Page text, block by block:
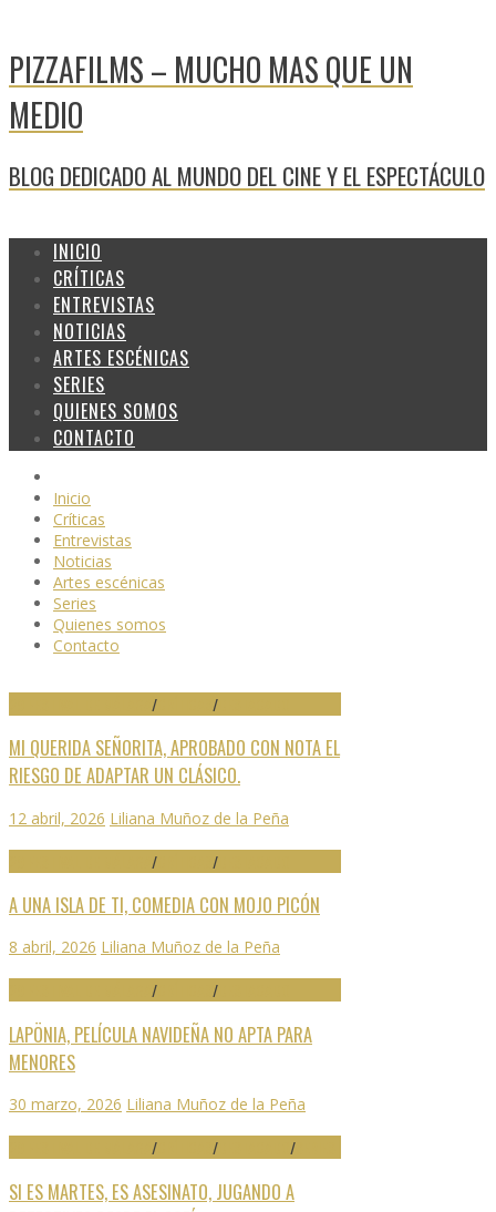
PIZZAFILMS – MUCHO MAS QUE UN
MEDIO
BLOG DEDICADO AL MUNDO DEL CINE Y EL ESPECTÁCULO
INICIO
CRÍTICAS
ENTREVISTAS
NOTICIAS
ARTES ESCÉNICAS
SERIES
QUIENES SOMOS
CONTACTO
Inicio
Críticas
Entrevistas
Noticias
Artes escénicas
Series
Quienes somos
Contacto
/ /
MI QUERIDA SEÑORITA, APROBADO CON NOTA EL
RIESGO DE ADAPTAR UN CLÁSICO.
12 abril, 2026 Liliana Muñoz de la Peña
/ /
A UNA ISLA DE TI, COMEDIA CON MOJO PICÓN
8 abril, 2026 Liliana Muñoz de la Peña
/ /
LAPÖNIA, PELÍCULA NAVIDEÑA NO APTA PARA
MENORES
30 marzo, 2026 Liliana Muñoz de la Peña
/ / /
SI ES MARTES, ES ASESINATO, JUGANDO A